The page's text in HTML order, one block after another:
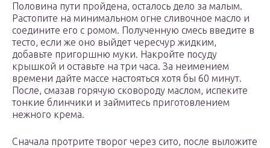
Половина пути пройдена, осталось дело за малым.
Растопите на минимальном огне сливочное масло и
соедините его с ромом. Полученную смесь введите в
тесто, если же оно выйдет чересчур жидким,
добавьте пригоршню муки. Накройте посуду
крышкой и оставьте на три часа. За неимением
времени дайте массе настояться хотя бы 60 минут.
После, смазав горячую сковороду маслом, испеките
тонкие блинчики и займитесь приготовлением
нежного крема.
Сначала протрите творог через сито, после выложите